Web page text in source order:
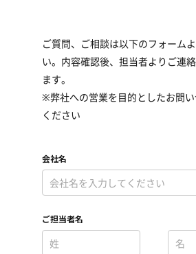
ご質問、ご相談は以下のフォーム
い。内容確認後、担当者よりご連
ます。
※弊社への営業を目的としたお問
ください
*
会社名
*
ご担当者名
*